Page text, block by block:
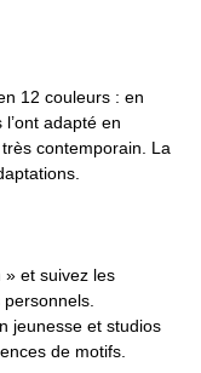
12 couleurs : en
adapté en
contemporain. La
» et suivez les
jeunesse et studios
de motifs.